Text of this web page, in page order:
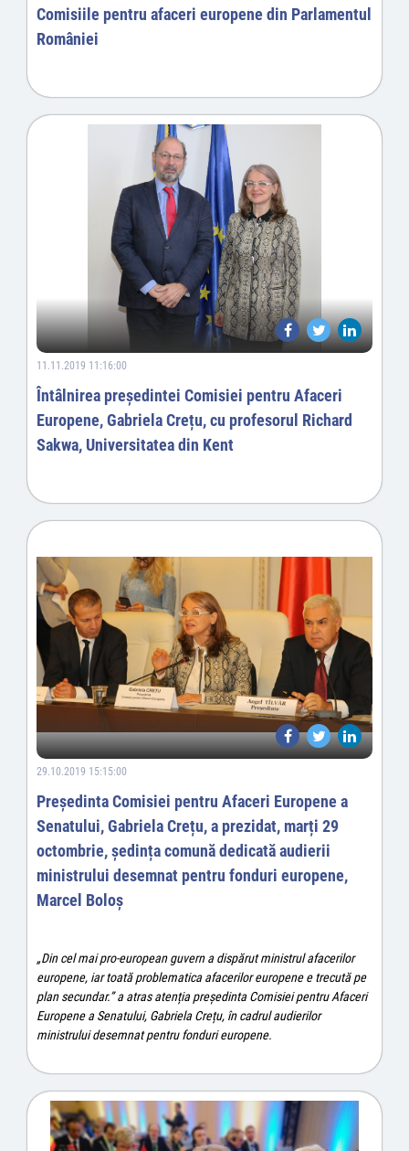
Comisiile pentru afaceri europene din Parlamentul
României
11.11.2019 11:16:00
Întâlnirea președintei Comisiei pentru Afaceri
Europene, Gabriela Crețu, cu profesorul Richard
Sakwa, Universitatea din Kent
29.10.2019 15:15:00
Președinta Comisiei pentru Afaceri Europene a
Senatului, Gabriela Crețu, a prezidat, marți 29
octombrie, ședința comună dedicată audierii
ministrului desemnat pentru fonduri europene,
Marcel Boloș
„Din cel mai pro-european guvern a dispărut ministrul afacerilor
europene, iar toată problematica afacerilor europene e trecută pe
plan secundar.” a atras atenția președinta Comisiei pentru Afaceri
Europene a Senatului, Gabriela Crețu, în cadrul audierilor
ministrului desemnat pentru fonduri europene.